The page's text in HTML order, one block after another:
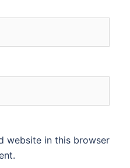
website in this browser